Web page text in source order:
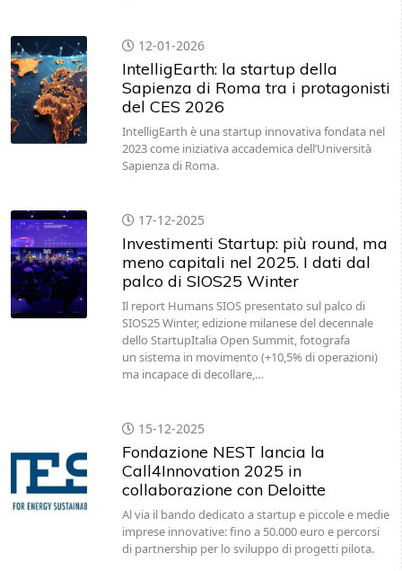
12-01-2026
IntelligEarth: la startup della
Sapienza di Roma tra i protagonisti
del CES 2026
IntelligEarth è una startup innovativa fondata nel
2023 come iniziativa accademica dell’Università
Sapienza di Roma.
17-12-2025
Investimenti Startup: più round, ma
meno capitali nel 2025. I dati dal
palco di SIOS25 Winter
Il report Humans SIOS presentato sul palco di
SIOS25 Winter, edizione milanese del decennale
dello StartupItalia Open Summit, fotografa
un sistema in movimento (+10,5% di operazioni)
ma incapace di decollare,…
15-12-2025
Fondazione NEST lancia la
Call4Innovation 2025 in
collaborazione con Deloitte
Al via il bando dedicato a startup e piccole e medie
imprese innovative: fino a 50.000 euro e percorsi
di partnership per lo sviluppo di progetti pilota.